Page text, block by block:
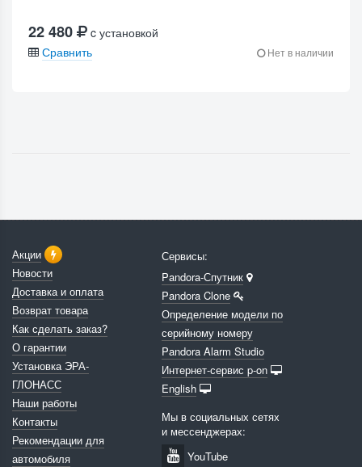
22 480
c установкой
Сравнить
Нет в наличии
Акции
Новости
Доставка и оплата
Возврат товара
Как сделать заказ?
О гарантии
Установка ЭРА-
ГЛОНАСС
Наши работы
Контакты
Рекомендации для
автомобиля
Сервисы:
Pandora-Спутник
Pandora Clone
Определение модели по
серийному номеру
Pandora Alarm Studio
Интернет-сервис p-on
English
Мы в социальных сетях
и мессенджерах:
YouTube